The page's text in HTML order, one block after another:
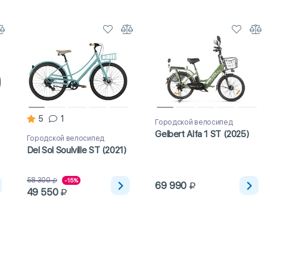
5 1
Городской велосипед
Del Sol Soulville ST (2021)
58 300 -15%
49 550
Городской велосипед
Gelbert Alfa 1 ST (2025)
69 990